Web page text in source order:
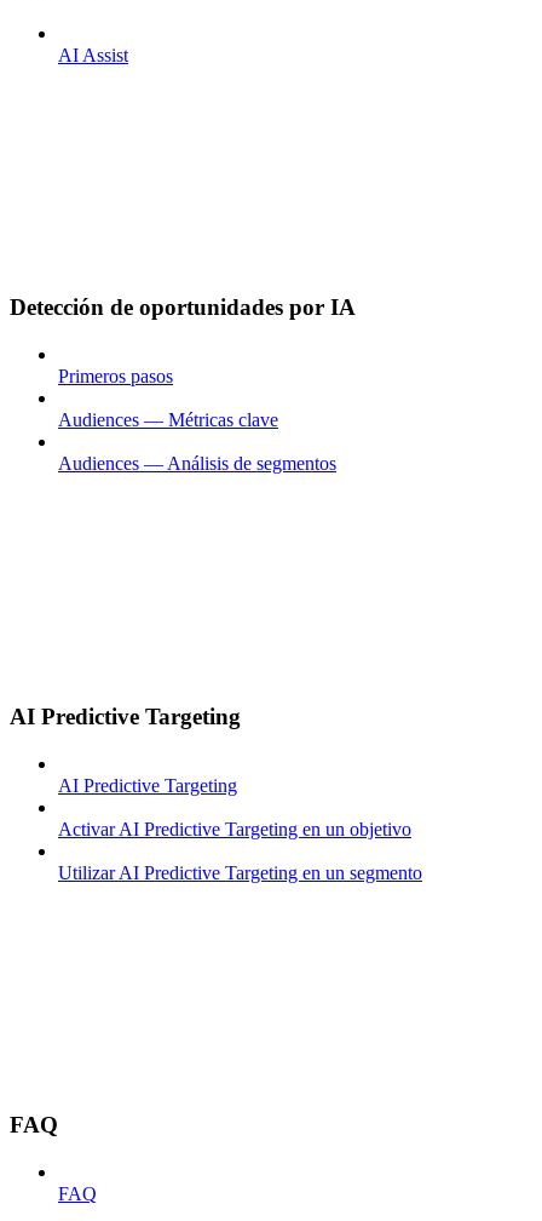
AI Assist
Detección de oportunidades por IA
Primeros pasos
Audiences — Métricas clave
Audiences — Análisis de segmentos
AI Predictive Targeting
AI Predictive Targeting
Activar AI Predictive Targeting en un objetivo
Utilizar AI Predictive Targeting en un segmento
FAQ
FAQ